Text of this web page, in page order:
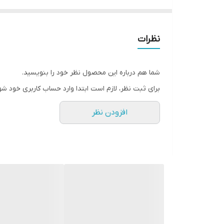
نظرات
شما هم درباره این محصول نظر خود را بنویسید.
برای ثبت نظر، لازم است ابتدا وارد حساب کاربری خود
افزودن نظر